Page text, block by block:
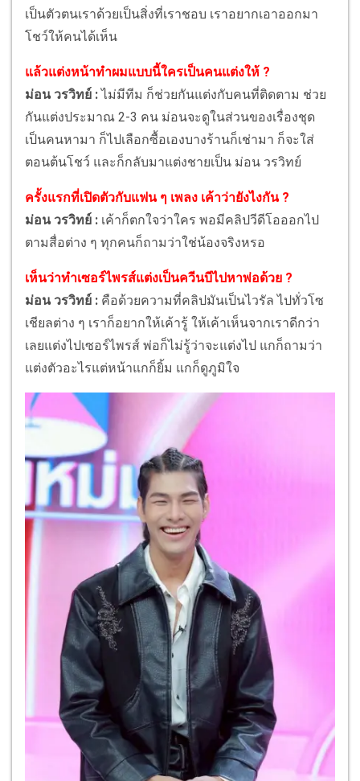
เป็นตัวตนเราด้วยเป็นสิ่งที่เราชอบ เราอยากเอาออกมา
โชว์ให้คนได้เห็น
แล้วแต่งหน้าทำผมแบบนี้ใครเป็นคนแต่งให้ ?
ม่อน วรวิทย์ :ไม่มีทีม ก็ช่วยกันแต่งกับคนที่ติดตาม ช่วย
กันแต่งประมาณ 2-3 คน ม่อนจะดูในส่วนของเรื่องชุด
เป็นคนหามา ก็ไปเลือกซื้อเองบางร้านก็เช่ามา ก็จะใส่
ตอนต้นโชว์ และก็กลับมาแต่งชายเป็น ม่อน วรวิทย์
ครั้งแรกที่เปิดตัวกับแฟน ๆ เพลง เค้าว่ายังไงกัน ?
ม่อน วรวิทย์ : เค้าก็ตกใจว่าใคร พอมีคลิปวีดีโอออกไป
ตามสื่อต่าง ๆ ทุกคนก็ถามว่าใช่น้องจริงหรอ
เห็นว่าทำเซอร์ไพรส์แต่งเป็นควีนบีไปหาพ่อด้วย ?
ม่อน วรวิทย์ : คือด้วยความที่คลิปมันเป็นไวรัล ไปทั่วโซ
เชียลต่าง ๆ เราก็อยากให้เค้ารู้ ให้เค้าเห็นจากเราดีกว่า
เลยแต่งไปเซอร์ไพรส์ พ่อก็ไม่รู้ว่าจะแต่งไป แกก็ถามว่า
แต่งตัวอะไรแต่หน้าแกก็ยิ้ม แกก็ดูภูมิใจ